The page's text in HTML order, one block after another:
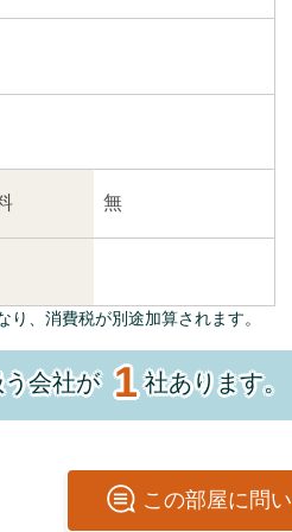
無
、消費税が別途加算されます。
う会社が1社あります。
この部屋に問